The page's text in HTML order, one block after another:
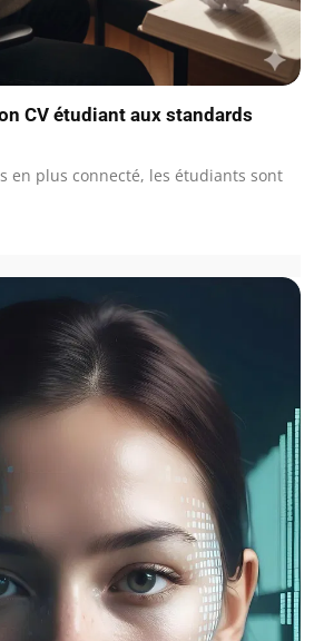
CV étudiant aux standards
en plus connecté, les étudiants sont